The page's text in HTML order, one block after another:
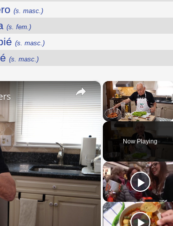
(s. masc.)
(s. fem.)
(s. masc.)
(s. masc.)
Now Playing
×